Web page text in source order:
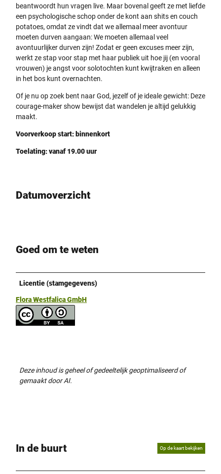
beantwoordt hun vragen live. Maar bovenal geeft ze met liefde
een psychologische schop onder de kont aan shits en couch
potatoes, omdat ze vindt dat we allemaal meer avontuur
moeten durven aangaan: We moeten allemaal veel
avontuurlijker durven zijn! Zodat er geen excuses meer zijn,
werkt ze stap voor stap met haar publiek uit hoe jij (en vooral
vrouwen) je angst voor solotochten kunt kwijtraken en alleen
in het bos kunt overnachten.
Of je nu op zoek bent naar God, jezelf of je ideale gewicht: Deze
courage-maker show bewijst dat wandelen je altijd gelukkig
maakt.
Voorverkoop start: binnenkort
Toelating: vanaf 19.00 uur
Datumoverzicht
Goed om te weten
Licentie (stamgegevens)
Flora Westfalica GmbH
Deze inhoud is geheel of gedeeltelijk geoptimaliseerd of
gemaakt door AI.
In de buurt Op de kaart bekijken